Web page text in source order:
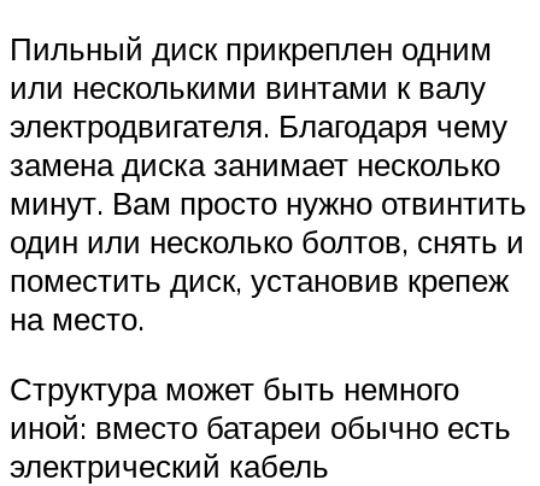
Пильный диск прикреплен одним
или несколькими винтами к валу
электродвигателя. Благодаря чему
замена диска занимает несколько
минут. Вам просто нужно отвинтить
один или несколько болтов, снять и
поместить диск, установив крепеж
на место.
Структура может быть немного
иной: вместо батареи обычно есть
электрический кабель